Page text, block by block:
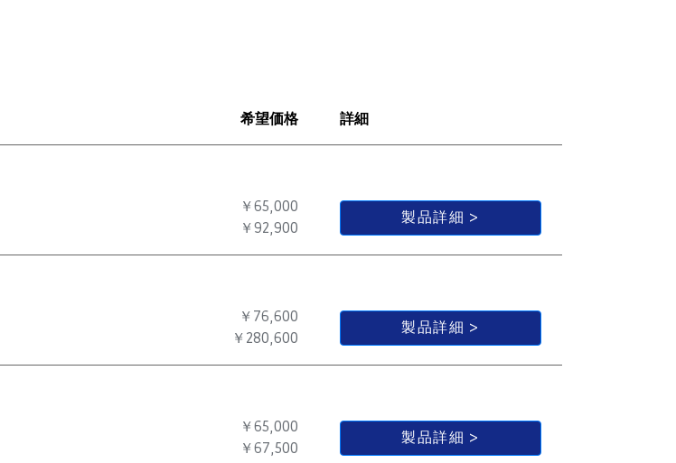
希望価格 詳細
￥65,000
￥92,900
製品詳細
￥76,600
￥280,600
製品詳細
￥65,000
￥67,500
製品詳細